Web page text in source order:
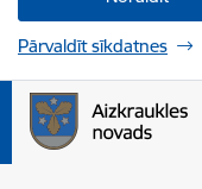
Pārvaldīt sīkdatnes